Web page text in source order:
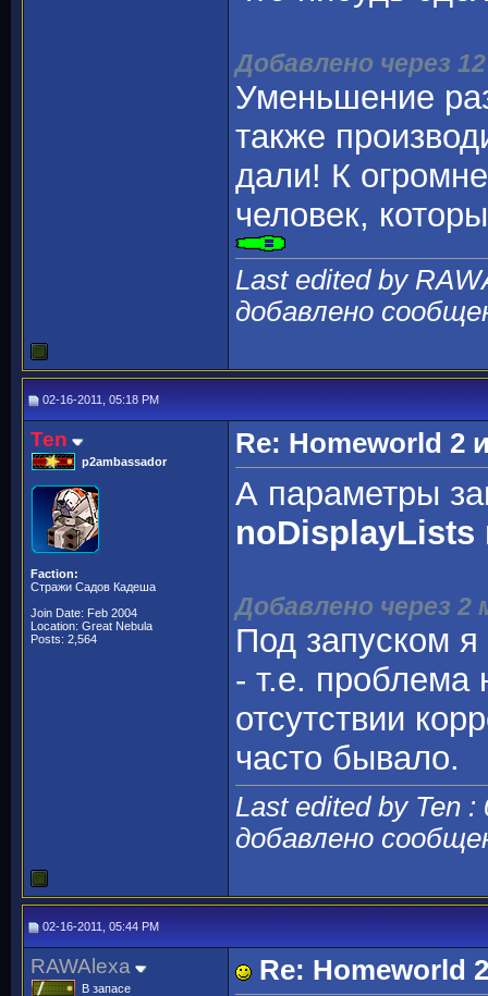
Добавлено через
Уменьшение
также
дали! К
человек,
Last edited by
добавлено
02-16-2011, 05:18 PM
Ten
p2ambassador
Faction:
Стражи Садов Кадеша
Join Date: Feb 2004
Location: Great Nebula
Posts: 2,564
Re: Homeworld 2
А параметры
noDisplayLists
Добавлено через
Под запуском я
- т.е. проблема
отсутствии
часто бывало.
Last edited by Ten
добавлено
02-16-2011, 05:44 PM
RAWAlexa
В запасе
Re: Homeworld